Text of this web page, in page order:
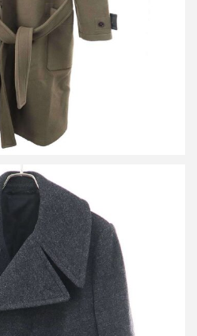
しく見る
トコート CO1033 LF1118
額27,000円